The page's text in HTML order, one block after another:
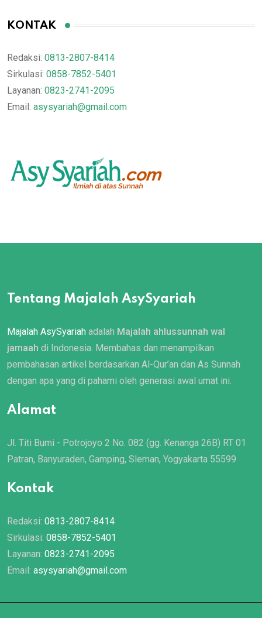
KONTAK
Redaksi: 0813-2807-8414
Sirkulasi: 0858-7852-5401
Layanan: 0823-2741-2095
Email: asysyariah@gmail.com
Tentang Majalah AsySyariah
Majalah AsySyariah adalah Majalah ahlussunnah wal
jamaah di Indonesia. Membahas dan menampilkan
pembahasan artikel berdasarkan Al-Qur’an dan As Sunnah
dengan apa yang di pahami oleh generasi awal umat ini.
Alamat
Jl. Titi Bumi - Potrojoyo 2 No. 082 (gg. Kenanga 26B) RT 01
Patran, Banyuraden, Gamping, Sleman, Yogyakarta 55599
Kontak
Redaksi: 0813-2807-8414
Sirkulasi: 0858-7852-5401
Layanan: 0823-2741-2095
Email: asysyariah@gmail.com